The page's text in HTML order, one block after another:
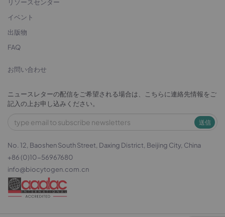
リソースセンター
イベント
出版物
FAQ
お問い合わせ
ニュースレターの配信をご希望される場合は、こちらに連絡先情報をご
記入の上お申し込みください。
送信
No. 12, Baoshen South Street, Daxing District, Beijing City, China
+86 (0)10-56967680
info@biocytogen.com.cn